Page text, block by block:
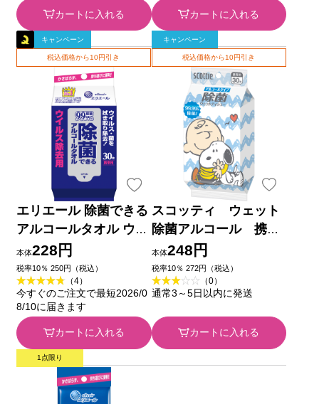
カートに入れる カートに入れる
キャンペーン
税込価格から10円引き
エリエール 除菌できる
アルコールタオル ウイ
ルス除去用携帯用 ３０
枚携帯用 大王製紙
本体228円
税率10％ 250円（税込）
（4）
今すぐのご注文で最短2026/0
8/10に届きます
カートに入れる
キャンペーン
税込価格から10円引き
スコッティ ウェット
除菌アルコール 携
帯 スヌーピー ３０枚
日本製紙クレシア
本体248円
税率10％ 272円（税込）
（0）
通常3～5日以内に発送
カートに入れる
1点限り